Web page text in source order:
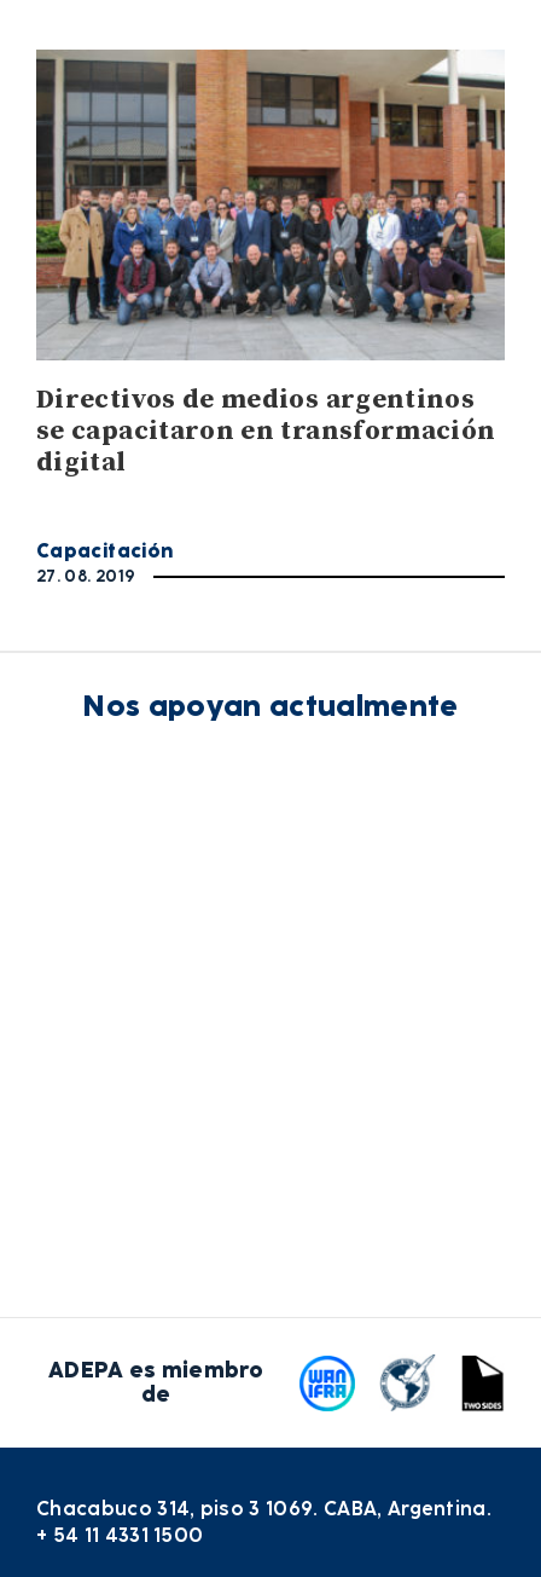
Directivos de medios argentinos
se capacitaron en transformación
digital
Capacitación
27. 08. 2019
Nos apoyan actualmente
ADEPA es miembro
de
Chacabuco 314, piso 3 1069. CABA, Argentina.
+ 54 11 4331 1500